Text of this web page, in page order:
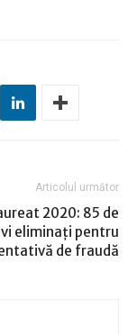
Articolul următor
2020: 85 de
eliminați pentru
de fraudă